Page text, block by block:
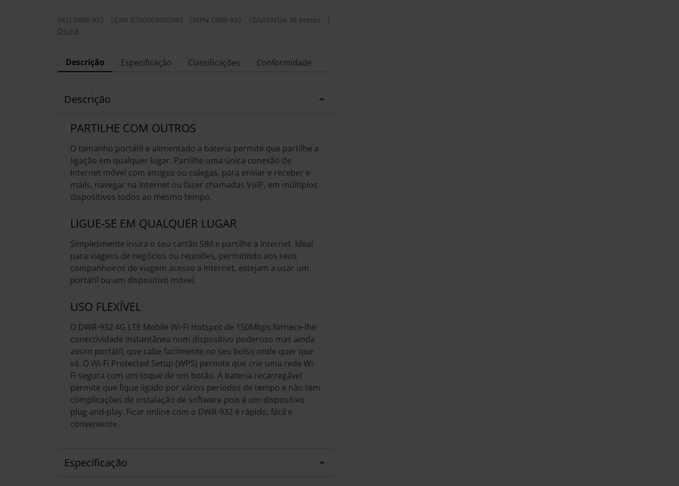
SKU DWR-932 EAN 0790069405983 MPN DWR-932 GARANTIA 36 Meses
D-Link
Descrição Especificação Classificações Conformidade
Descrição
PARTILHE COM OUTROS
O tamanho portátil e alimentado a bateria permite que partilhe a
ligação em qualquer lugar. Partilhe uma única conexão de
Internet móvel com amigos ou colegas, para enviar e receber e-
mails, navegar na Internet ou fazer chamadas VoIP, em múltiplos
dispositivos todos ao mesmo tempo.
LIGUE-SE EM QUALQUER LUGAR
Simplesmente insira o seu cartão SIM e partilhe a Internet. Ideal
para viagens de negócios ou reuniões, permitindo aos seus
companheiros de viagem acesso a Internet, estejam a usar um
portátil ou um dispositivo móvel.
USO FLEXÍVEL
O DWR-932 4G LTE Mobile Wi-Fi Hotspot de 150Mbps fornece-lhe
conectividade instantânea num dispositivo poderoso mas ainda
assim portátil, que cabe facilmente no seu bolso onde quer que
vá. O Wi-Fi Protected Setup (WPS) permite que crie uma rede Wi-
Fi segura com um toque de um botão. A bateria recarregável
permite que fique ligado por vários períodos de tempo e não tem
complicações de instalação de software pois é um dispositivo
plug-and-play. Ficar online com o DWR-932 é rápido, fácil e
conveniente.
Especificação